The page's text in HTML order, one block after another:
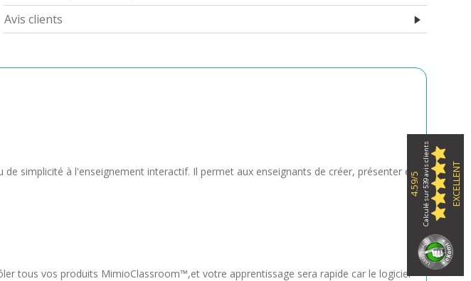
Avis clients
simplicité à l'enseignement interactif. Il permet aux enseignants de créer, présenter et
tous vos produits MimioClassroom™,et votre apprentissage sera rapide car le logiciel
4.59/5 Calculé sur 539 avis clients EXCELLENT